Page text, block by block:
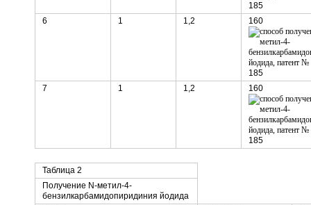
185
6
1 1,2 160
185
7
1 1,2 160
185
Таблица 2
Получение N-метил-4-
бензилкарбамидопиридиния йодида